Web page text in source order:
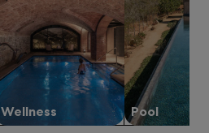
Wellness Pool